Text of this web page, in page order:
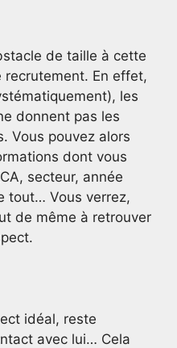
de taille à cette
En effet,
les
donnent pas les
Vous pouvez alors
dont vous
secteur, année
tout… Vous verrez,
de même à retrouver
idéal, reste
avec lui… Cela